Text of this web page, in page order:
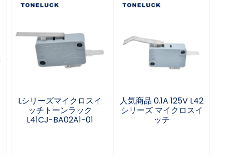
Lシリーズマイクロス
イッチトーンラック
L41CJ-BA02A1-01
Lシリーズマイクロスイ
ッチトーンラック
L41CJ-BA02A1-01
人気商品 0.1A 125V
L42シリーズ マイク
ロスイッチ
人気商品 0.1A 125V L42
シリーズ マイクロスイ
ッチ